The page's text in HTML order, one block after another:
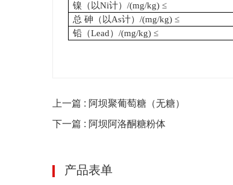
镍（以Ni计）/(mg/kg) ≤
总 砷（以As计）/(mg/kg) ≤
铅（Lead）/(mg/kg) ≤
上一篇 : 阿坝聚葡萄糖（无糖）
下一篇 : 阿坝阿洛酮糖粉体
产品表单